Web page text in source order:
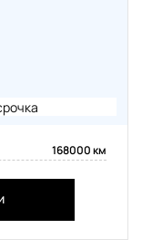
168000 км